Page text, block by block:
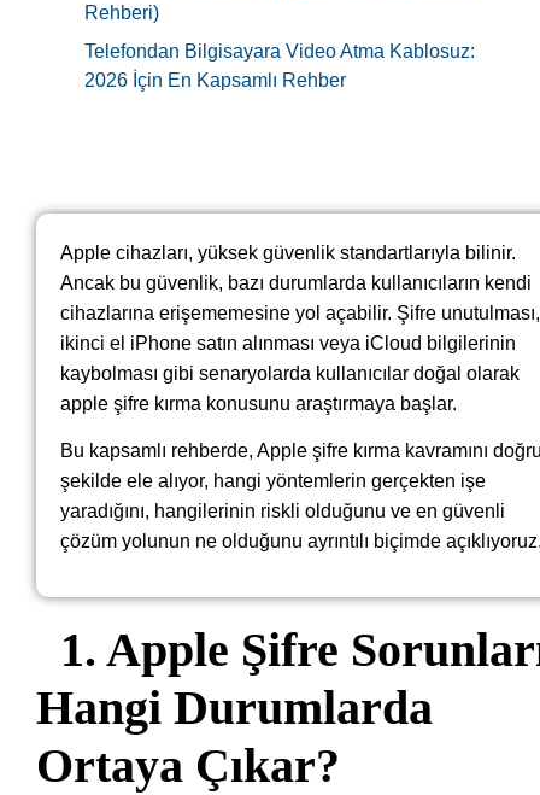
Rehberi)
Telefondan Bilgisayara Video Atma Kablosuz:
2026 İçin En Kapsamlı Rehber
Apple cihazları, yüksek güvenlik standartlarıyla bilinir.
Ancak bu güvenlik, bazı durumlarda kullanıcıların kendi
cihazlarına erişememesine yol açabilir. Şifre unutulması,
ikinci el iPhone satın alınması veya iCloud bilgilerinin
kaybolması gibi senaryolarda kullanıcılar doğal olarak
apple şifre kırma konusunu araştırmaya başlar.
Bu kapsamlı rehberde, Apple şifre kırma kavramını
şekilde ele alıyor, hangi yöntemlerin gerçekten işe
yaradığını, hangilerinin riskli olduğunu ve en güvenli
çözüm yolunun ne olduğunu ayrıntılı biçimde
1. Apple Şifre
Hangi Durumlarda
Ortaya Çıkar?